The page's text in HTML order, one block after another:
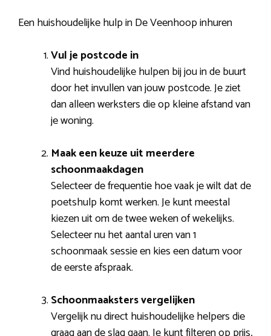
Een huishoudelijke hulp in De Veenhoop inhuren
Vul je postcode in
Vind huishoudelijke hulpen bij jou in de buurt
door het invullen van jouw postcode. Je ziet
dan alleen werksters die op kleine afstand van
je woning.
Maak een keuze uit meerdere
schoonmaakdagen
Selecteer de frequentie hoe vaak je wilt dat de
poetshulp komt werken. Je kunt meestal
kiezen uit om de twee weken of wekelijks.
Selecteer nu het aantal uren van 1
schoonmaak sessie en kies een datum voor
de eerste afspraak.
Schoonmaaksters vergelijken
Vergelijk nu direct huishoudelijke helpers die